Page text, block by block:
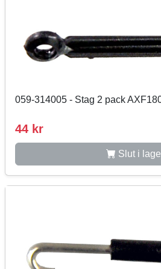
059-314005 - Stag 2 pack
44 kr
Slut i